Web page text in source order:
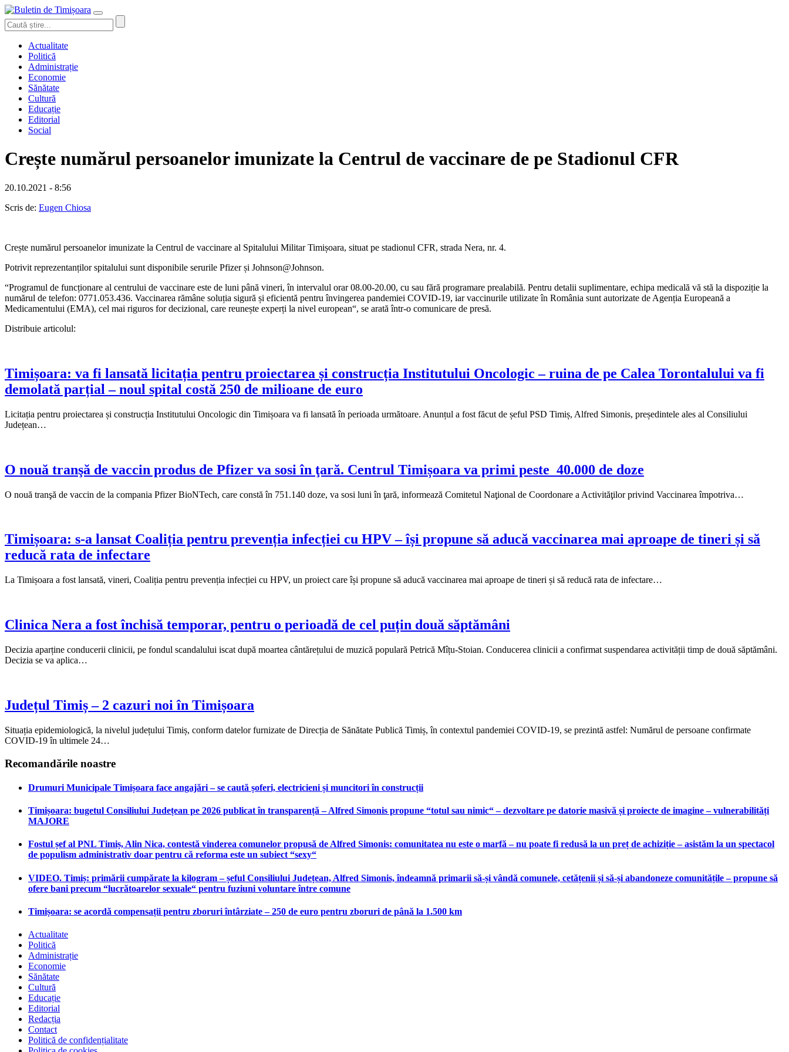
Actualitate
Politică
Administrație
Economie
Sănătate
Cultură
Educație
Editorial
Social
Crește numărul persoanelor imunizate la Centrul de vaccinare de pe Stadionul CFR
20.10.2021 - 8:56
Scris de: Eugen Chiosa
Crește numărul persoanelor imunizate la Centrul de vaccinare al Spitalului Militar Timișoara, situat pe stadionul CFR, strada Nera, nr. 4.
Potrivit reprezentanților spitalului sunt disponibile serurile Pfizer și Johnson@Johnson.
“Programul de funcționare al centrului de vaccinare este de luni până vineri, în intervalul orar 08.00-20.00, cu sau fără programare prealabilă. Pentru detalii suplimentare, echipa medicală vă stă la dispoziție la
numărul de telefon: 0771.053.436. Vaccinarea rămâne soluția sigură și eficientă pentru învingerea pandemiei COVID-19, iar vaccinurile utilizate în România sunt autorizate de Agenția Europeană a
Medicamentului (EMA), cel mai riguros for decizional, care reunește experți la nivel european“, se arată într-o comunicare de presă.
Distribuie articolul:
Timișoara: va fi lansată licitația pentru proiectarea și construcția Institutului Oncologic – ruina de pe Calea Torontalului va fi
demolată parțial – noul spital costă 250 de milioane de euro
Licitația pentru proiectarea și construcția Institutului Oncologic din Timișoara va fi lansată în perioada următoare. Anunțul a fost făcut de șeful PSD Timiș, Alfred Simonis, președintele ales al Consiliului
Județean…
O nouă tranşă de vaccin produs de Pfizer va sosi în ţară. Centrul Timișoara va primi peste 40.000 de doze
O nouă tranşă de vaccin de la compania Pfizer BioNTech, care constă în 751.140 doze, va sosi luni în ţară, informează Comitetul Naţional de Coordonare a Activităţilor privind Vaccinarea împotriva…
Timișoara: s-a lansat Coaliția pentru prevenția infecției cu HPV – își propune să aducă vaccinarea mai aproape de tineri și să
reducă rata de infectare
La Timișoara a fost lansată, vineri, Coaliția pentru prevenția infecției cu HPV, un proiect care își propune să aducă vaccinarea mai aproape de tineri și să reducă rata de infectare…
Clinica Nera a fost închisă temporar, pentru o perioadă de cel puțin două săptămâni
Decizia aparține conducerii clinicii, pe fondul scandalului iscat după moartea cântărețului de muzică populară Petrică Mîțu-Stoian. Conducerea clinicii a confirmat suspendarea activității timp de două săptămâni.
Decizia se va aplica…
Județul Timiș – 2 cazuri noi în Timișoara
Situația epidemiologică, la nivelul județului Timiș, conform datelor furnizate de Direcția de Sănătate Publică Timiș, în contextul pandemiei COVID-19, se prezintă astfel: Numărul de persoane confirmate
COVID-19 în ultimele 24…
Recomandările noastre
Drumuri Municipale Timișoara face angajări – se caută șoferi, electricieni și muncitori în construcții
Timișoara: bugetul Consiliului Județean pe 2026 publicat în transparență – Alfred Simonis propune “totul sau nimic“ – dezvoltare pe datorie masivă și proiecte de imagine – vulnerabilități
MAJORE
Fostul șef al PNL Timiș, Alin Nica, contestă vinderea comunelor propusă de Alfred Simonis: comunitatea nu este o marfă – nu poate fi redusă la un preț de achiziție – asistăm la un spectacol
de populism administrativ doar pentru că reforma este un subiect “sexy“
VIDEO. Timiș: primării cumpărate la kilogram – șeful Consiliului Județean, Alfred Simonis, îndeamnă primarii să-și vândă comunele, cetățenii și să-și abandoneze comunitățile – propune să
ofere bani precum “lucrătoarelor sexuale“ pentru fuziuni voluntare între comune
Timișoara: se acordă compensații pentru zboruri întârziate – 250 de euro pentru zboruri de până la 1.500 km
Actualitate
Politică
Administrație
Economie
Sănătate
Cultură
Educație
Editorial
Redacția
Contact
Politică de confidențialitate